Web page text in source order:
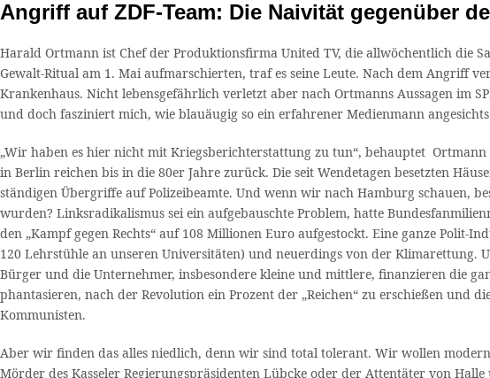
Angriff auf ZDF-Team: Die Naivität gegenüber
Harald Ortmann ist Chef der Produktionsfirma United TV, die allwöchentlich die
Gewalt-Ritual am 1. Mai aufmarschierten, traf es seine Leute. Nach dem Angriff
Krankenhaus. Nicht lebensgefährlich verletzt aber nach Ortmanns Aussagen im
und doch fasziniert mich, wie blauäugig so ein erfahrener Medienmann
„Wir haben es hier nicht mit Kriegsberichterstattung zu tun“, behauptet
in Berlin reichen bis in die 80er Jahre zurück. Die seit Wendetagen besetzten
ständigen Übergriffe auf Polizeibeamte. Und wenn wir nach Hamburg schauen,
wurden? Linksradikalismus sei ein aufgebauschte Problem, hatte
den „Kampf gegen Rechts“ auf 108 Millionen Euro aufgestockt. Eine ganze Polit-
120 Lehrstühle an unseren Universitäten) und neuerdings von der Klimarettung.
Bürger und die Unternehmer, insbesondere kleine und mittlere, finanzieren die
phantasieren, nach der Revolution ein Prozent der „Reichen“ zu erschießen und
Kommunisten.
Aber wir finden das alles niedlich, denn wir sind total tolerant. Wir wollen
Mörder des Kasseler Regierungspräsidenten Lübcke oder der Attentäter von